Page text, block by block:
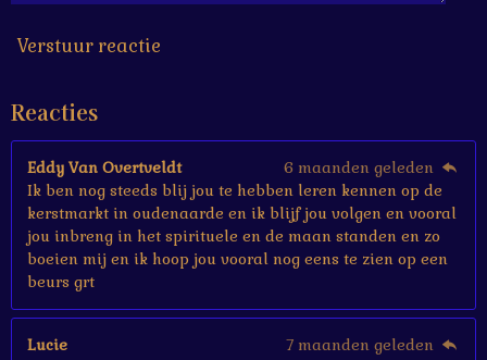
s
r
r
Verstuur reactie
Reacties
Eddy Van Overtveldt
6 maanden geleden
Ik ben nog steeds blij jou te hebben leren kennen op de
kerstmarkt in oudenaarde en ik blijf jou volgen en vooral
jou inbreng in het spirituele en de maan standen en zo
boeien mij en ik hoop jou vooral nog eens te zien op een
beurs grt
Lucie
7 maanden geleden